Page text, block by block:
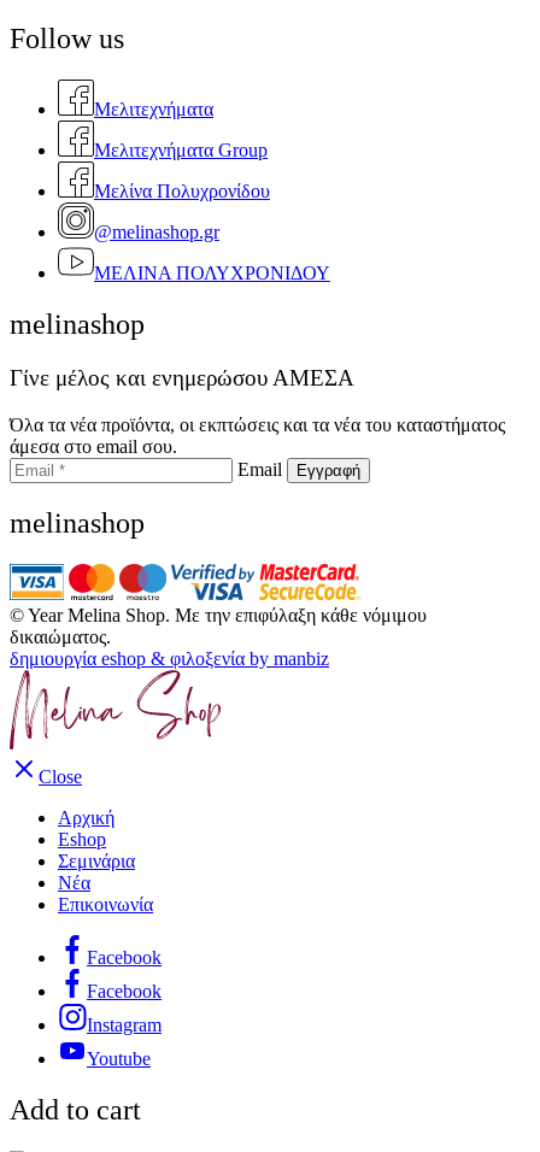
Follow us
Μελιτεχνήματα
Μελιτεχνήματα Group
Μελίνα Πολυχρονίδου
@melinashop.gr
ΜΕΛΙΝΑ ΠΟΛΥΧΡΟΝΙΔΟΥ
melinashop
Γίνε μέλος και ενημερώσου ΑΜΕΣΑ
Όλα τα νέα προϊόντα, οι εκπτώσεις και τα νέα του καταστήματος
άμεσα στο email σου.
Email
melinashop
©YearMelina Shop. Με την επιφύλαξη κάθε νόμιμου
δικαιώματος.
δημιουργία eshop & φιλοξενία by manbiz
Close
Αρχική
Eshop
Σεμινάρια
Νέα
Επικοινωνία
Facebook
Facebook
Instagram
Youtube
Add to cart